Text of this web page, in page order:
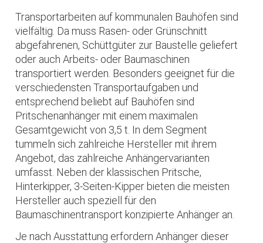
Transportarbeiten auf kommunalen Bauhöfen sind
vielfältig. Da muss Rasen- oder Grünschnitt
abgefahrenen, Schüttgüter zur Baustelle geliefert
oder auch Arbeits- oder Baumaschinen
transportiert werden. Besonders geeignet für die
verschiedensten Transportaufgaben und
entsprechend beliebt auf Bauhöfen sind
Pritschenanhänger mit einem maximalen
Gesamtgewicht von 3,5 t. In dem Segment
tummeln sich zahlreiche Hersteller mit ihrem
Angebot, das zahlreiche Anhängervarianten
umfasst. Neben der klassischen Pritsche,
Hinterkipper, 3-Seiten-Kipper bieten die meisten
Hersteller auch speziell für den
Baumaschinentransport konzipierte Anhänger an.
Je nach Ausstattung erfordern Anhänger dieser